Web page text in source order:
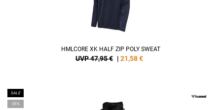
HMLCORE XK HALF ZIP POLY SWEAT
UVP 47,95 € | 21,58€
SALE
-55%